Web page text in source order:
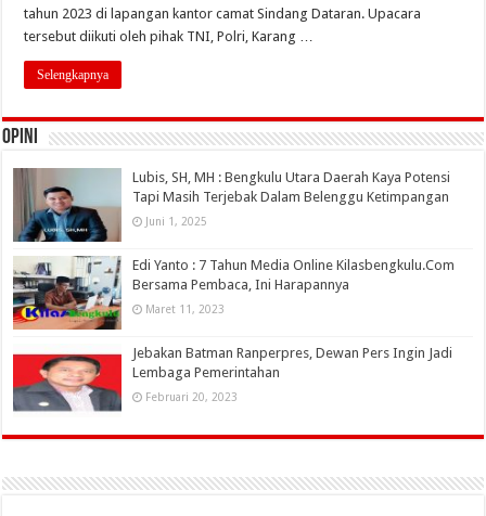
tahun 2023 di lapangan kantor camat Sindang Dataran. Upacara
tersebut diikuti oleh pihak TNI, Polri, Karang …
Selengkapnya
OPINI
Lubis, SH, MH : Bengkulu Utara Daerah Kaya Potensi
Tapi Masih Terjebak Dalam Belenggu Ketimpangan
Juni 1, 2025
Edi Yanto : 7 Tahun Media Online Kilasbengkulu.Com
Bersama Pembaca, Ini Harapannya
Maret 11, 2023
Jebakan Batman Ranperpres, Dewan Pers Ingin Jadi
Lembaga Pemerintahan
Februari 20, 2023